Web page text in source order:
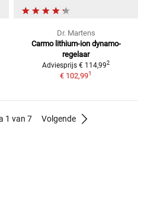
Dr. Martens
Carmo lithium-ion dynamo-
regelaar
Adviesprijs € 114,992
€ 102,991
1 van 7 Volgende